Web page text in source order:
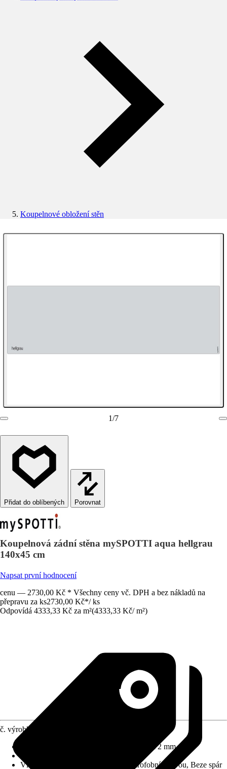
Koupelnové obložení stěn
1/7
Porovnat
Koupelnová zádní stěna mySPOTTI aqua hellgrau
140x45 cm
Napsat první hodnocení
cenu — 2730,00 Kč * Všechny ceny vč. DPH a bez nákladů na
přepravu za ks2730,00 Kč*/ ks
Odpovídá 4333,33 Kč za m²(4333,33 Kč/ m²)
č. výrobku
1400 mm x 450 mm x 2 mm
Vlastnosti
Hygienický povrch s hydrofobní vrstvou, Beze spár